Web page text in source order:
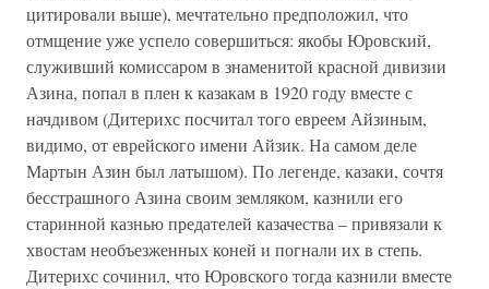
цитировали выше), мечтательно предположил, что
отмщение уже успело совершиться: якобы Юровский,
служивший комиссаром в знаменитой красной дивизии
Азина, попал в плен к казакам в 1920 году вместе с
начдивом (Дитерихс посчитал того евреем Айзиным,
видимо, от еврейского имени Айзик. На самом деле
Мартын Азин был латышом). По легенде, казаки, сочтя
бесстрашного Азина своим земляком, казнили его
старинной казнью предателей казачества – привязали к
хвостам необъезженных коней и погнали их в степь.
Дитерихс сочинил, что Юровского тогда казнили вместе